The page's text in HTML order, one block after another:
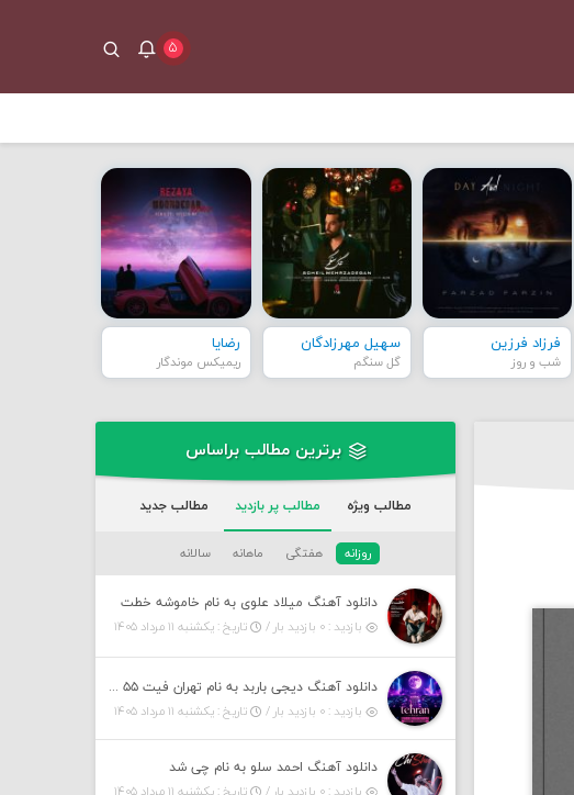
۵
فرزاد فرزین
شب و روز
سهیل مهرزادگان
گل سنگم
رضایا
ریمیکس موندگار
برترین مطالب براساس
مطالب ویژه مطالب پر بازدید مطالب جدید
روزانه هفتگی ماهانه سالانه
دانلود آهنگ میلاد علوی به نام خاموشه خطت
بازدید : ۰ بازدید بار /
تاریخ : یکشنبه ۱۱ مرداد ۱۴۰۵
دانلود آهنگ دیجی باربد به نام تهران فیت ۵۵ (پادکست)
بازدید : ۰ بازدید بار /
تاریخ : یکشنبه ۱۱ مرداد ۱۴۰۵
دانلود آهنگ احمد سلو به نام چی شد